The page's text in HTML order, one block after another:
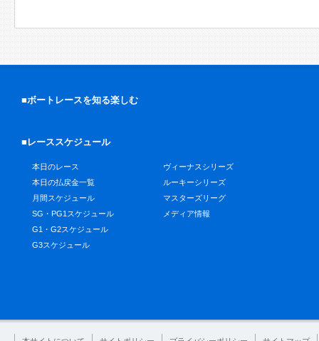
■ボートレースを知る楽しむ
■レーススケジュール
本日のレース
本日の払戻金一覧
月間スケジュール
SG・PG1スケジュール
G1・G2スケジュール
G3スケジュール
ヴィーナスシリーズ
ルーキーシリーズ
マスターズリーグ
メディア情報